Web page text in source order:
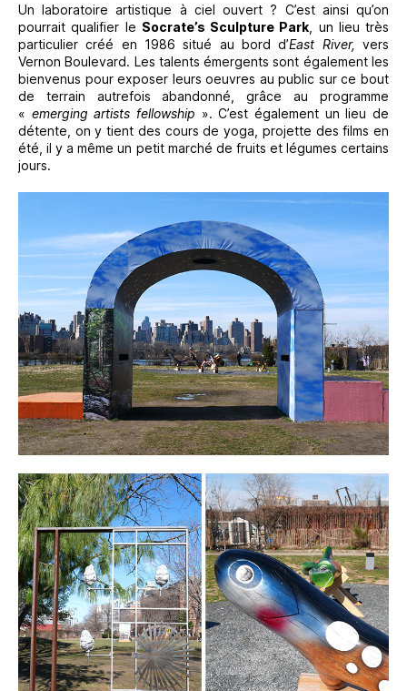
Un laboratoire artistique à ciel ouvert ? C’est ainsi qu’on
pourrait qualifier le Socrate’s Sculpture Park , un lieu très
particulier créé en 1986 situé au bord d’East River, vers
Vernon Boulevard. Les talents émergents sont également les
bienvenus pour exposer leurs oeuvres au public sur ce bout
de terrain autrefois abandonné, grâce au programme
« emerging artists fellowship ». C’est également un lieu de
détente, on y tient des cours de yoga, projette des films en
été, il y a même un petit marché de fruits et légumes certains
jours.